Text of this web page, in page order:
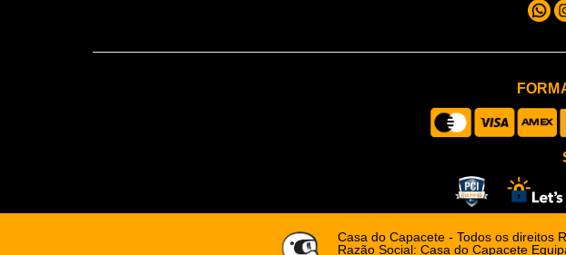
Casa do Capacete - Todos os direitos
Razão Social: Casa do Capacete